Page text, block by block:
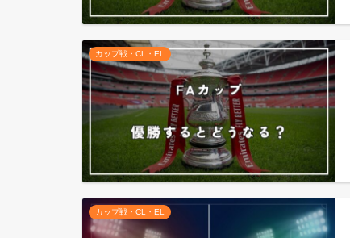
カップ戦・CL・EL
カップ戦・CL・EL